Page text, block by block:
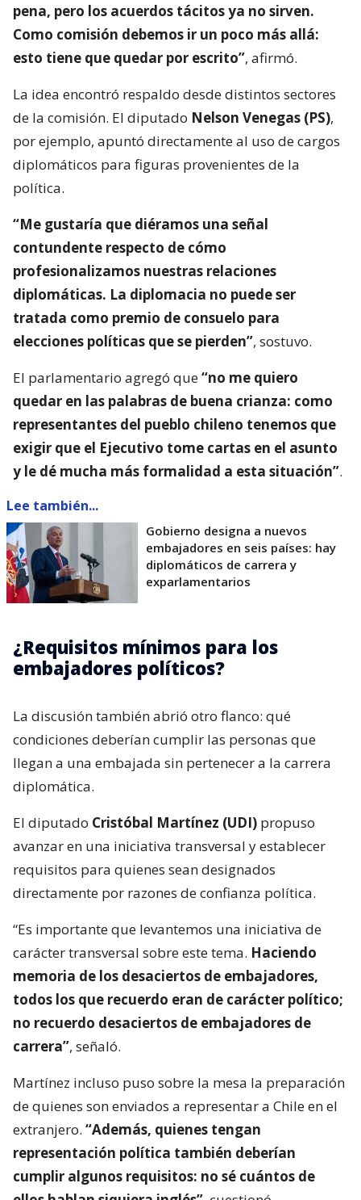
pena, pero los acuerdos tácitos ya no sirven.
Como comisión debemos ir un poco más allá:
esto tiene que quedar por escrito”, afirmó.
La idea encontró respaldo desde distintos sectores
de la comisión. El diputado Nelson Venegas (PS),
por ejemplo, apuntó directamente al uso de cargos
diplomáticos para figuras provenientes de la
política.
“Me gustaría que diéramos una señal
contundente respecto de cómo
profesionalizamos nuestras relaciones
diplomáticas. La diplomacia no puede ser
tratada como premio de consuelo para
elecciones políticas que se pierden”, sostuvo.
El parlamentario agregó que“no me quiero
quedar en las palabras de buena crianza: como
representantes del pueblo chileno tenemos que
exigir que el Ejecutivo tome cartas en el asunto
y le dé mucha más formalidad a esta situación”.
Lee también...
Gobierno designa a nuevos
embajadores en seis países: hay
diplomáticos de carrera y
exparlamentarios
¿Requisitos mínimos para los
embajadores políticos?
La discusión también abrió otro flanco: qué
condiciones deberían cumplir las personas que
llegan a una embajada sin pertenecer a la carrera
diplomática.
El diputado Cristóbal Martínez (UDI) propuso
avanzar en una iniciativa transversal y establecer
requisitos para quienes sean designados
directamente por razones de confianza política.
“Es importante que levantemos una iniciativa de
carácter transversal sobre este tema. Haciendo
memoria de los desaciertos de embajadores,
todos los que recuerdo eran de carácter político;
no recuerdo desaciertos de embajadores de
carrera”, señaló.
Martínez incluso puso sobre la mesa la preparación
de quienes son enviados a representar a Chile en el
extranjero. “Además, quienes tengan
representación política también deberían
cumplir algunos requisitos: no sé cuántos de